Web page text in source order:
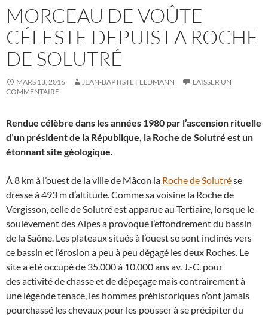
MORCEAU DE VOÛTE
CÉLESTE DEPUIS LA ROCHE
DE SOLUTRÉ
MARS 13, 2016 JEAN-BAPTISTE FELDMANN
LAISSER UN
COMMENTAIRE
Rendue célèbre dans les années 1980 par l’ascension rituelle
d’un président de la République, la Roche de Solutré est un
étonnant site géologique.
À 8 km à l’ouest de la ville de Mâcon la Roche de Solutrése
dresse à 493 m d’altitude. Comme sa voisine la Roche de
Vergisson, celle de Solutré est apparue au Tertiaire, lorsque le
soulèvement des Alpes a provoqué l’effondrement du bassin
de la Saône. Les plateaux situés à l’ouest se sont inclinés vers
ce bassin et l’érosion a peu à peu dégagé les deux Roches. Le
site a été occupé de 35.000 à 10.000 ans av. J.-C. pour
des activité de chasse et de dépeçage mais contrairement à
une légende tenace, les hommes préhistoriques n’ont jamais
pourchassé les chevaux pour les pousser à se précipiter du